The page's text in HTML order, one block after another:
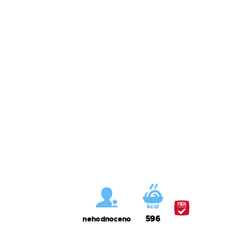
nehodnoceno 596